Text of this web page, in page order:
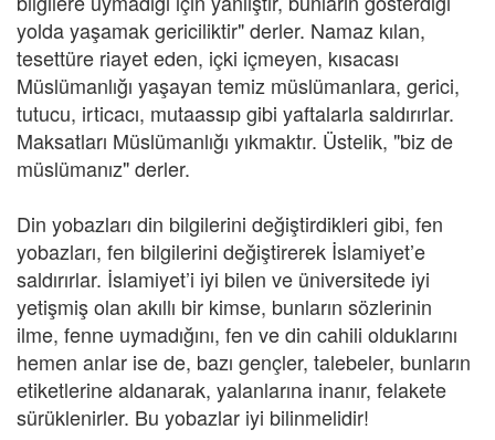
yolda yaşamak gericiliktir" derler. Namaz kılan,
tesettüre riayet eden, içki içmeyen, kısacası
Müslümanlığı yaşayan temiz müslümanlara, gerici,
tutucu, irticacı, mutaassıp gibi yaftalarla saldırırlar.
Maksatları Müslümanlığı yıkmaktır. Üstelik, "biz de
müslümanız" derler.
Din yobazları din bilgilerini değiştirdikleri gibi, fen
yobazları, fen bilgilerini değiştirerek İslamiyet’e
saldırırlar. İslamiyet’i iyi bilen ve üniversitede iyi
yetişmiş olan akıllı bir kimse, bunların sözlerinin
ilme, fenne uymadığını, fen ve din cahili olduklarını
hemen anlar ise de, bazı gençler, talebeler, bunların
etiketlerine aldanarak, yalanlarına inanır, felakete
sürüklenirler. Bu yobazlar iyi bilinmelidir!